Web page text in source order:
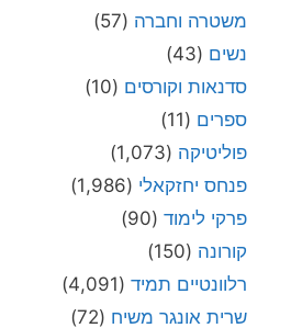
משטרה וחברה (57)
נשים (43)
סדנאות וקורסים (10)
ספרים (11)
פוליטיקה (1,073)
פנחס יחזקאלי (1,986)
פרקי לימוד (90)
קורונה (150)
רלוונטיים תמיד (4,091)
שרית אונגר משיח (72)